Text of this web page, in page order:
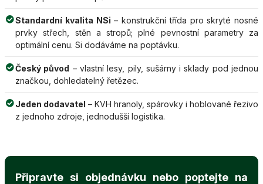
Standardní kvalita NSi – konstrukční třída pro skryté nosné
prvky střech, stěn a stropů; plné pevnostní parametry za
optimální cenu. Si dodáváme na poptávku.
Český původ – vlastní lesy, pily, sušárny i sklady pod jednou
značkou, dohledatelný řetězec.
Jeden dodavatel – KVH hranoly, spárovky i hoblované řezivo
z jednoho zdroje, jednodušší logistika.
Připravte si objednávku nebo poptejte na